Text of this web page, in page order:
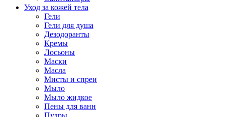
Уход за кожей тела
Гели
Гели для душа
Дезодоранты
Кремы
Лосьоны
Маски
Масла
Мисты и спреи
Мыло
Мыло жидкое
Пены для ванн